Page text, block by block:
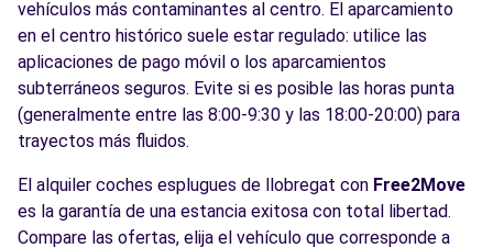
vehículos más contaminantes al centro. El aparcamiento
en el centro histórico suele estar regulado: utilice las
aplicaciones de pago móvil o los aparcamientos
subterráneos seguros. Evite si es posible las horas punta
(generalmente entre las 8:00-9:30 y las 18:00-20:00) para
trayectos más fluidos.
El alquiler coches esplugues de llobregat con Free2Move
es la garantía de una estancia exitosa con total libertad.
Compare las ofertas, elija el vehículo que corresponde a